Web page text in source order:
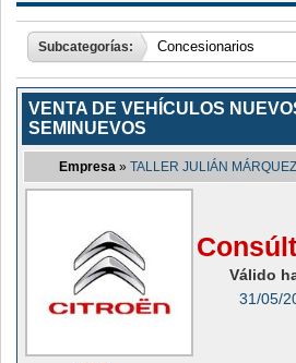
Subcategorías:
VENTA DE VEHÍCULOS
SEMINUEVOS
Empresa »TALLER JULIÁN
Válido
31/05/